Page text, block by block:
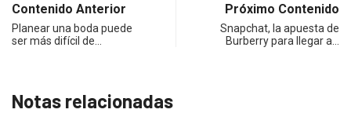
Contenido Anterior
Planear una boda puede
ser más difícil de…
Próximo Contenido
Snapchat, la apuesta de
Burberry para llegar a…
Notas relacionadas